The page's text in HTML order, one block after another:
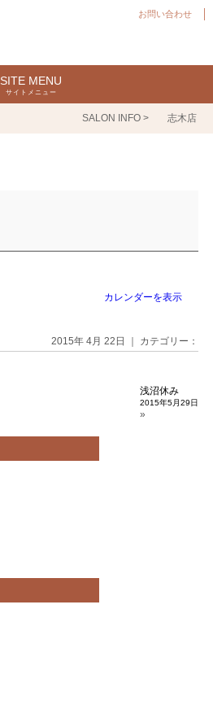
お問い合わせ
SITE MENU
サイトメニュー
SALON INFO > 志木店
カレンダーを表示
2015年 4月 22日 ｜ カテゴリー：
浅沼休み
2015年5月29日
»